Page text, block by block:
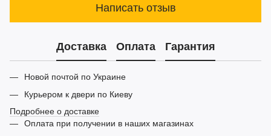
Написать отзыв
Доставка Оплата Гарантия
Новой почтой по Украине
Курьером к двери по Киеву
Подробнее о доставке
Оплата при получении в наших магазинах